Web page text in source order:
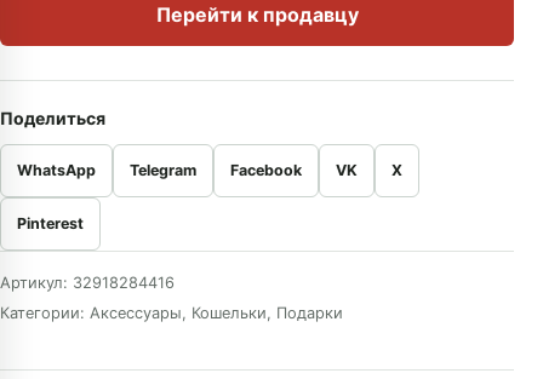
Перейти к продавцу
Поделиться
WhatsApp Telegram Facebook VK X
Pinterest
Артикул: 32918284416
Категории: Аксессуары, Кошельки, Подарки